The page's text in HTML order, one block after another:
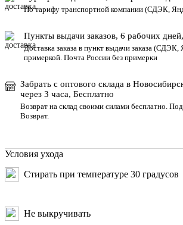
По тарифу транспортной компании (СДЭК,
Пункты выдачи заказов, 6 рабочих
Доставка заказа в пункт выдачи заказа (СДЭК,
примеркой. Почта России без примерки
Забрать с оптового склада в
через 3 часа, Бесплатно
Возврат на склад своими силами бесплатно.
Возврат.
Условия ухода
Стирать при температуре 30 градусов
Не выкручивать